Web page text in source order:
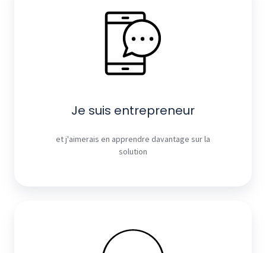
Je suis entrepreneur
et j'aimerais en apprendre davantage sur la
solution
entrepreneur
utilisateur